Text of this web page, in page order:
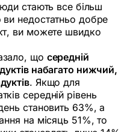
стають все більш
недостатньо добре
ви можете швидко
що середній
набагато нижчий,
. Якщо для
середній рівень
становить 63%, а
на місяць 51%, то